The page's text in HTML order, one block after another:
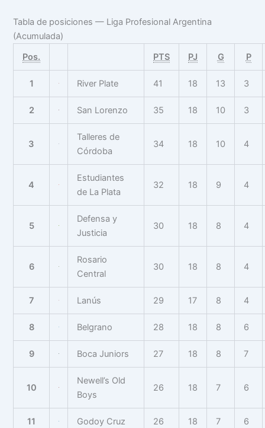
Tabla de posiciones — Liga Profesional Argentina
(Acumulada)
Pos.
PTS PJ G P
1 River Plate 41 18 13 3
2 San Lorenzo 35 18 10 3
3
Talleres de
Córdoba
34 18 10 4
4
Estudiantes
de La Plata
32 18 9 4
5
Defensa y
Justicia
30 18 8 4
6
Rosario
Central
30 18 8 4
7 Lanús 29 17 8 4
8 Belgrano 28 18 8 6
9 Boca Juniors 27 18 8 7
10
Newell’s Old
Boys
26 18 7 6
11 Godoy Cruz 26 18 7 6